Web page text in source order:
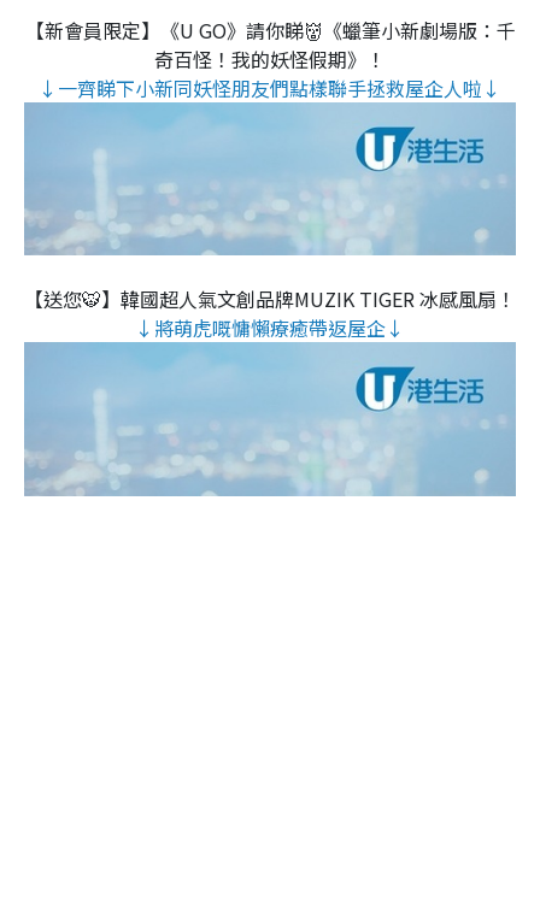
【新會員限定】《U GO》請你睇👹《蠟筆小新劇場版：千
奇百怪！我的妖怪假期》！
↓一齊睇下小新同妖怪朋友們點樣聯手拯救屋企人啦↓
【送您🐯】韓國超人氣文創品牌MUZIK TIGER 冰感風扇！
↓將萌虎嘅慵懶療癒帶返屋企↓